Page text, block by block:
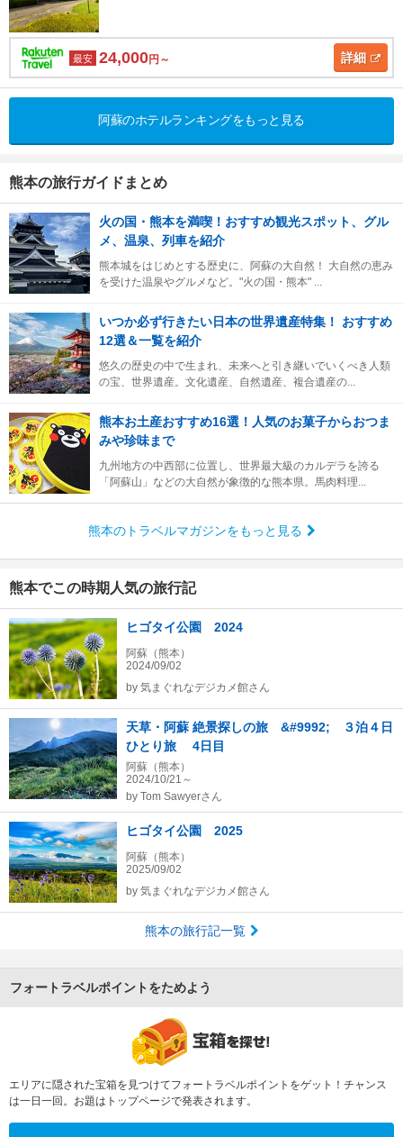
最安 24,000円～ 詳細
阿蘇のホテルランキングをもっと見る
熊本の旅行ガイドまとめ
火の国・熊本を満喫！おすすめ観光スポット、グル
メ、温泉、列車を紹介
熊本城をはじめとする歴史に、阿蘇の大自然！ 大自然の恵み
を受けた温泉やグルメなど。"火の国・熊本" ...
いつか必ず行きたい日本の世界遺産特集！ おすすめ
12選＆一覧を紹介
悠久の歴史の中で生まれ、未来へと引き継いでいくべき人類
の宝、世界遺産。文化遺産、自然遺産、複合遺産の...
熊本お土産おすすめ16選！人気のお菓子からおつま
みや珍味まで
九州地方の中西部に位置し、世界最大級のカルデラを誇る
「阿蘇山」などの大自然が象徴的な熊本県。馬肉料理...
熊本のトラベルマガジンをもっと見る
熊本でこの時期人気の旅行記
ヒゴタイ公園 2024
阿蘇（熊本）
2024/09/02
by 気まぐれなデジカメ館さん
天草・阿蘇 絶景探しの旅 &#9992; ３泊４日
ひとり旅 4日目
阿蘇（熊本）
2024/10/21～
by Tom Sawyerさん
ヒゴタイ公園 2025
阿蘇（熊本）
2025/09/02
by 気まぐれなデジカメ館さん
熊本の旅行記一覧
フォートラベルポイントをためよう
エリアに隠された宝箱を見つけてフォートラベルポイントをゲット！チャンス
は一日一回。お題はトップページで発表されます。